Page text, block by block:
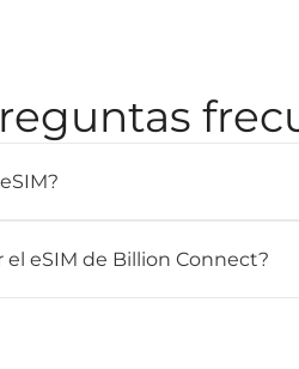
necesidad de una SIM física.
almacenar múltiples perfiles.
el eSIM de Billion Connect?